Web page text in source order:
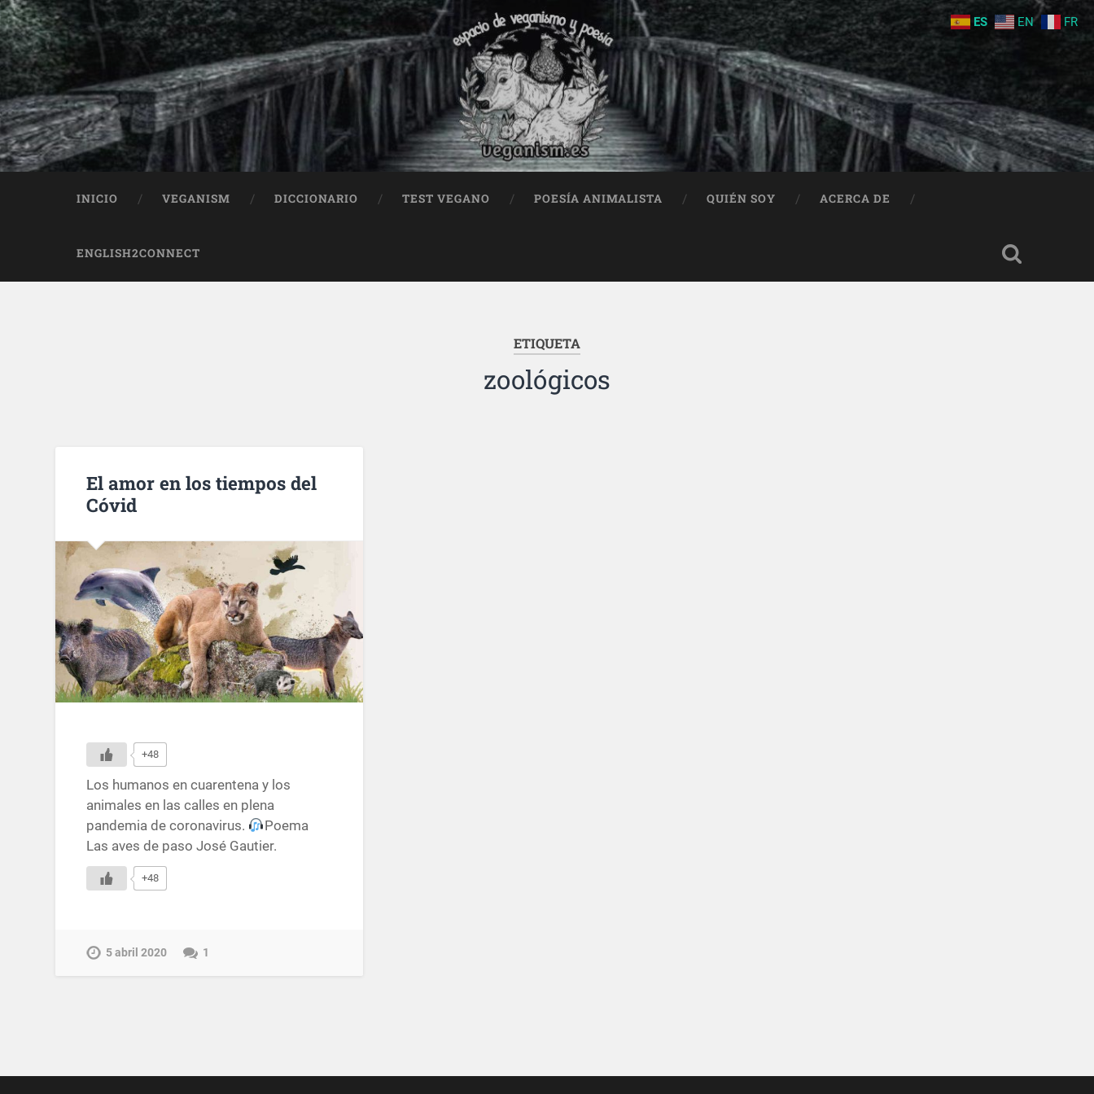
INICIO VEGANISM DICCIONARIO TEST VEGANO POESÍA ANIMALISTA QUIÉN SOY ACERCA DE
ENGLISH2CONNECT
ETIQUETA
zoológicos
El amor en los tiempos del
Cóvid
+48
Los humanos en cuarentena y los
animales en las calles en plena
pandemia de coronavirus.
Poema
Las aves de paso José Gautier.
+48
5 abril 2020 1
ES EN FR